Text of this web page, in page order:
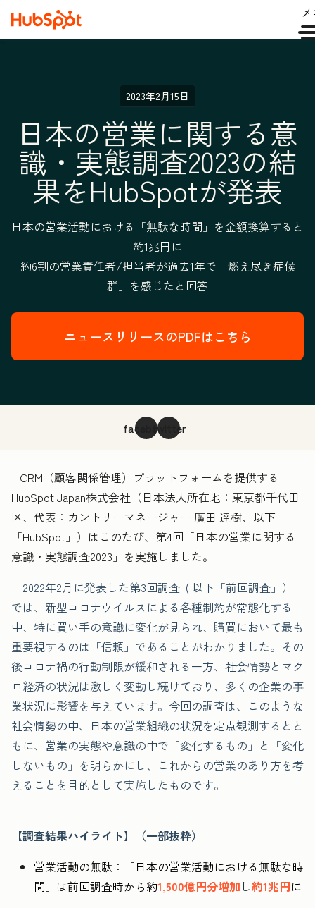
2023年2月15日
日本の営業に関する意
識・実態調査2023の結
果をHubSpotが発表
日本の営業活動における「無駄な時間」を金額換算すると
約1兆円に
約6割の営業責任者/担当者が過去1年で「燃え尽き症候
群」を感じたと回答
ニュースリリースのPDFはこちら
facebooktwitter
CRM（顧客関係管理）プラットフォームを提供する
HubSpot Japan株式会社（日本法人所在地：東京都千代田
区、代表：カントリーマネージャー 廣田 達樹、以下
「HubSpot」）はこのたび、第4回「日本の営業に関する
意識・実態調査2023」を実施しました。
2022年2月に発表した第3回調査 ( 以下「前回調査」）
では、新型コロナウイルスによる各種制約が常態化する
中、特に買い手の意識に変化が見られ、購買において最も
重要視するのは「信頼」であることがわかりました。その
後コロナ禍の行動制限が緩和される一方、社会情勢とマク
ロ経済の状況は激しく変動し続けており、多くの企業の事
業状況に影響を与えています。今回の調査は、このような
社会情勢の中、日本の営業組織の状況を定点観測するとと
もに、営業の実態や意識の中で「変化するもの」と「変化
しないもの」を明らかにし、これからの営業のあり方を考
えることを目的として実施したものです。
【調査結果ハイライト】（一部抜粋）
営業活動の無駄：「日本の営業活動における無駄な時
間」は前回調査時から約1,500億円分増加 し約1兆円に